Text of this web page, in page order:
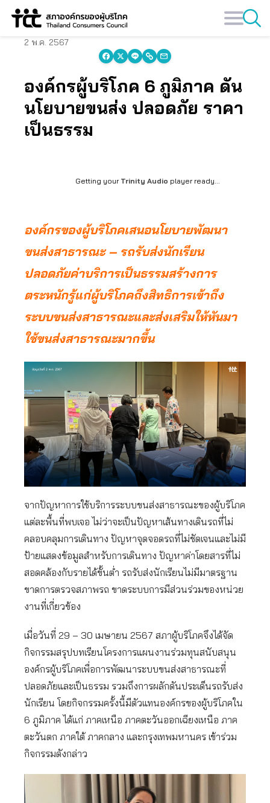
Skip
2 พ.ค. 2567
องค์กรผู้บริโภค 6 ภูมิภาค ดัน
นโยบายขนส่ง ปลอดภัย ราคา
เป็นธรรม
Getting your Trinity Audio player ready...
องค์กรของผู้บริโภคเสนอนโยบายพัฒนา
ขนส่งสาธารณะ – รถรับส่งนักเรียน
ปลอดภัยค่าบริการเป็นธรรมสร้างการ
ตระหนักรู้แก่ผู้บริโภคถึงสิทธิการเข้าถึง
ระบบขนส่งสาธารณะและส่งเสริมให้หันมา
ใช้ขนส่งสาธารณะมากขึ้น
จากปัญหาการใช้บริการระบบขนส่งสาธารณะของผู้บริโภค
แต่ละพื้นที่พบเจอ ไม่ว่าจะเป็นปัญหาเส้นทางเดินรถที่ไม่
คลอบคลุมการเดินทาง ปัญหาจุดจอดรถที่ไม่ชัดเจนและไม่มี
ป้ายแสดงข้อมูลสำหรับการเดินทาง ปัญหาค่าโดยสารที่ไม่
สอดคล้องกับรายได้ขั้นต่ำ รถรับส่งนักเรียนไม่มีมาตรฐาน
ขาดการตรวจสภาพรถ ขาดระบบการมีส่วนร่วมของหน่วย
งานที่เกี่ยวข้อง
เมื่อวันที่ 29 – 30 เมษายน 2567 สภาผู้บริโภคจึงได้จัด
กิจกรรมสรุปบทเรียนโครงการแผนงานร่วมทุนสนับสนุน
องค์กรผู้บริโภคเพื่อการพัฒนาระบบขนส่งสาธารณะที่
ปลอดภัยและเป็นธรรม รวมถึงการผลักดันประเด็นรถรับส่ง
นักเรียน โดยกิจกรรมครั้งนี้มีตัวแทนองค์กรของผู้บริโภคใน
6 ภูมิภาค ได้แก่ ภาคเหนือ ภาคตะวันออกเฉียงเหนือ ภาค
ตะวันตก ภาคใต้ ภาคกลาง และกรุงเทพมหานคร เข้าร่วม
กิจกรรมดังกล่าว